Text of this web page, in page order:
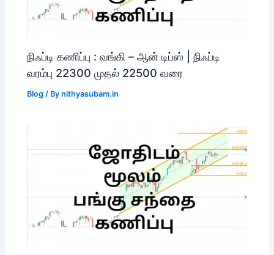
நிஃப்டி கணிப்பு : வங்கி – ஆன் டிப்ஸ் | நிஃப்டி
வரம்பு 22300 முதல் 22500 வரை
Blog / Bynithyasubam.in